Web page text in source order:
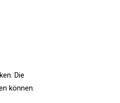
Die
können.